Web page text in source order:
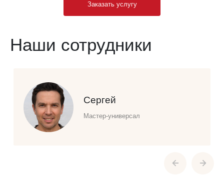
Заказать услугу
Наши сотрудники
Сергей
Мастер-универсал